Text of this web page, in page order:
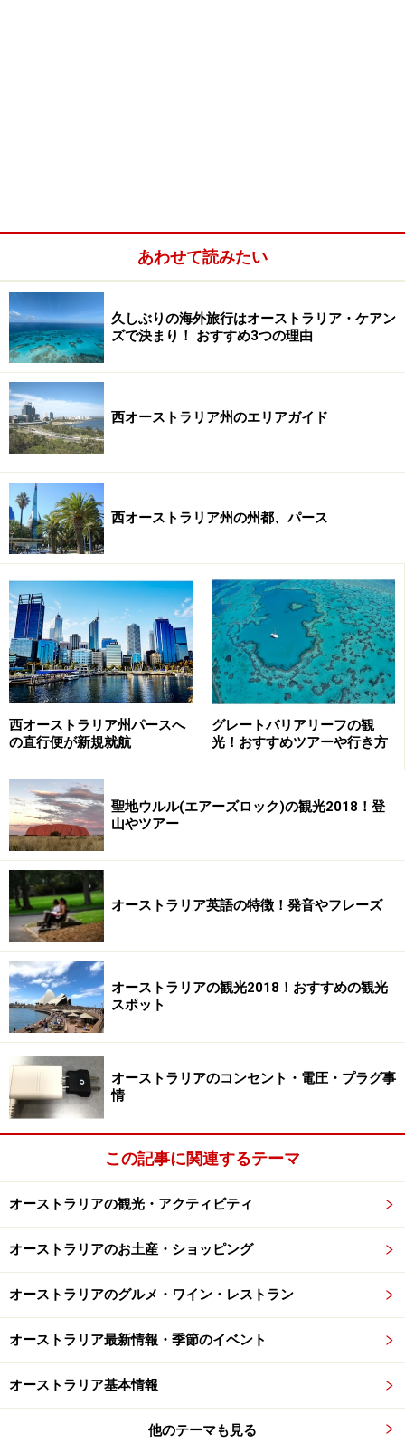
あわせて読みたい
久しぶりの海外旅行はオーストラリア・ケアン
ズで決まり！ おすすめ3つの理由
西オーストラリア州のエリアガイド
西オーストラリア州の州都、パース
西オーストラリア州パースへ
の直行便が新規就航
グレートバリアリーフの観
光！おすすめツアーや行き方
聖地ウルル(エアーズロック)の観光2018！登
山やツアー
オーストラリア英語の特徴！発音やフレーズ
オーストラリアの観光2018！おすすめの観光
スポット
オーストラリアのコンセント・電圧・プラグ事
情
この記事に関連するテーマ
オーストラリアの観光・アクティビティ
オーストラリアのお土産・ショッピング
オーストラリアのグルメ・ワイン・レストラン
オーストラリア最新情報・季節のイベント
オーストラリア基本情報
他のテーマも見る